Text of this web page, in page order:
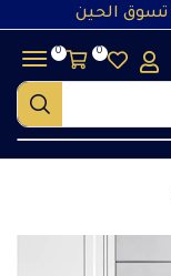
تسوق الحين
0
0